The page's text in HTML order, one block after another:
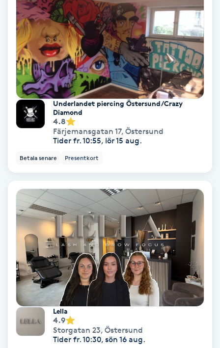
Pigmentbehandling
Pigmentfläckar
Plastikkirurgi
Powder brows
Power Yoga
Psoriasis
Radiofrekvens
Rakning
Reflexologi
Underlandet piercing Östersund/Crazy
Diamond
4.8
Färjemansgatan 17, Östersund
Tider fr. 10:55, lör 15 aug.
Betala senare Presentkort
Lella
4.9
Storgatan 23, Östersund
Tider fr. 10:30, sön 16 aug.